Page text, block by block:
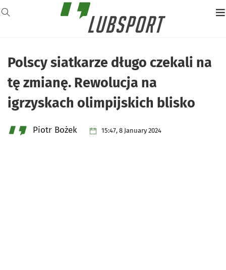
Polscy siatkarze długo czekali na
tę zmianę. Rewolucja na
igrzyskach olimpijskich blisko
Piotr Bożek 15:47, 8 January 2024